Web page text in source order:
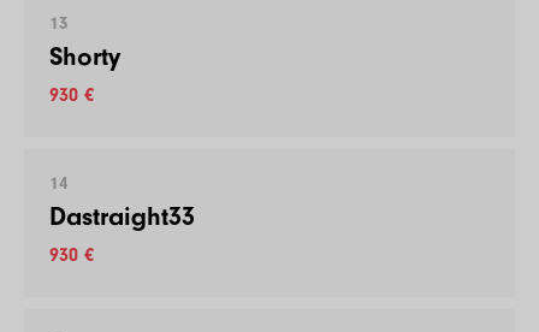
13
Shorty
930 €
14
Dastraight33
930 €